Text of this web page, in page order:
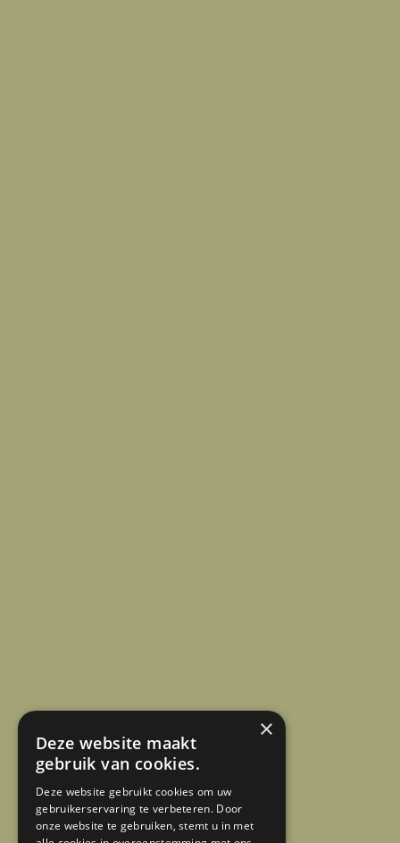
×
Deze website maakt
gebruik van cookies.
Deze website gebruikt cookies om uw
gebruikerservaring te verbeteren. Door
onze website te gebruiken, stemt u in met